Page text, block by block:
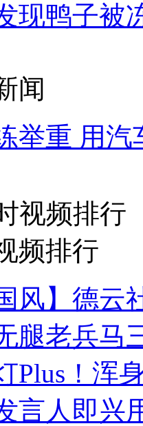
现鸭子被
闻
举重 用汽
视频排行
频排行
风】德
腿老兵马
Plus！浑
言人即兴